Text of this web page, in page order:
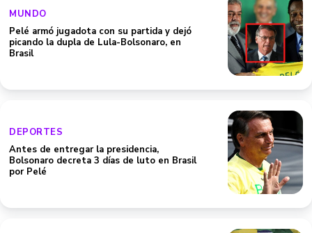
MUNDO
Pelé armó jugadota con su partida y dejó
picando la dupla de Lula-Bolsonaro, en
Brasil
DEPORTES
Antes de entregar la presidencia,
Bolsonaro decreta 3 días de luto en Brasil
por Pelé